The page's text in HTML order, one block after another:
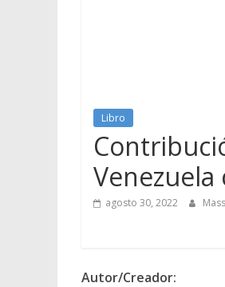
Libro
agosto 30, 2022
Autor/Creador: